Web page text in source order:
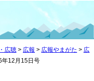
広聴 > 広報 > 広報やまがた > 広
年12月15日号